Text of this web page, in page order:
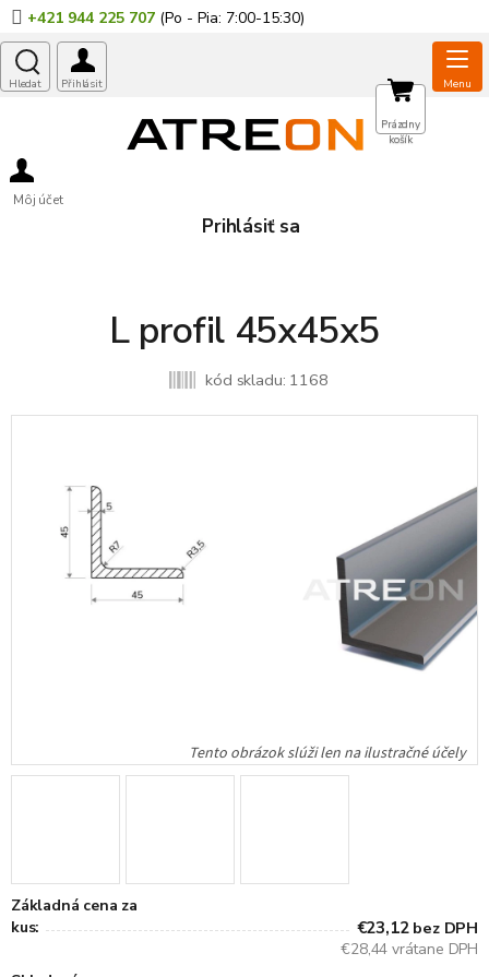
Prejsť
na
obsah
+421 944 225 707
Môj účet
Prihlásiť sa
NÁKUPNÝ
KOŠÍK
Prázdny
košík
L profil 45x45x5
kód skladu: 1168
Základná cena za
kus:
€23,12 bez DPH
€28,44 vrátane DPH